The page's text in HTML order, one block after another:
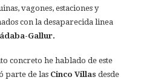
vagones, estaciones y
con la desaparecida linea
Gallur.
concreto he hablado de este
parte de las Cinco Villas desde